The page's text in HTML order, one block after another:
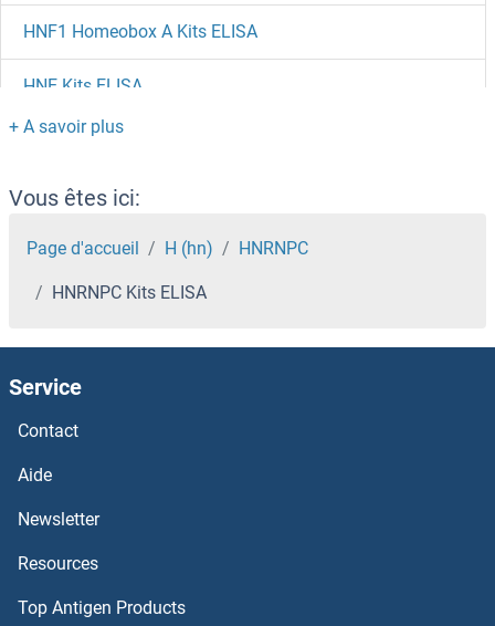
HNF1 Homeobox A Kits ELISA
HNE Kits ELISA
HMOX2 Kits ELISA
HMOX1 Kits ELISA
HMMR Kits ELISA
HMGN2 Kits ELISA
HMGCS1 Kits ELISA
HMGCR Kits ELISA
HMGCLL1 Kits ELISA
Vous êtes ici:
Page d'accueil H (hn) HNRNPC
HNRNPC Kits ELISA
Service
Contact
Aide
Newsletter
Resources
Top Antigen Products